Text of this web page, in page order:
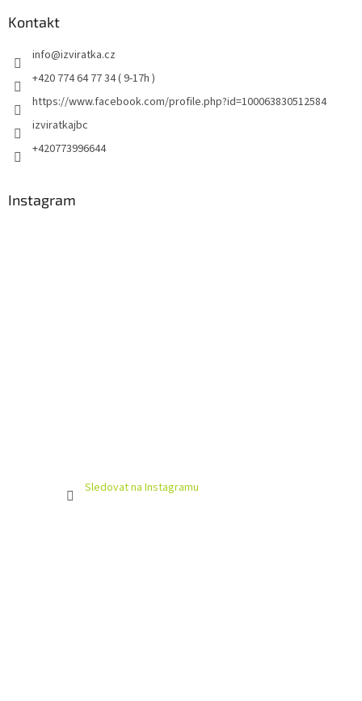
Kontakt
info@izviratka.cz
+420 774 64 77 34 ( 9-17h )
https://www.facebook.com/profile.php?id=100063830512584
izviratkajbc
+420773996644
Instagram
Sledovat na Instagramu